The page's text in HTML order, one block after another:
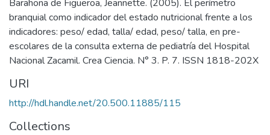
Barahona de Figueroa, Jeannette. (2005). El perímetro
branquial como indicador del estado nutricional frente a los
indicadores: peso/ edad, talla/ edad, peso/ talla, en pre-
escolares de la consulta externa de pediatría del Hospital
Nacional Zacamil. Crea Ciencia. N° 3. P. 7. ISSN 1818-202X
URI
http://hdl.handle.net/20.500.11885/115
Collections